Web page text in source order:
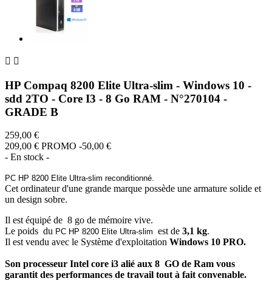
 
HP Compaq 8200 Elite Ultra-slim - Windows 10 -
sdd 2TO - Core I3 - 8 Go RAM - N°270104 -
GRADE B
259,00 €
209,00 € PROMO -50,00 €
- En stock -
PC HP 8200 Elite Ultra-slim reconditionné.
Cet ordinateur d'une grande marque possède une armature solide et
un design sobre.
Il est équipé de 8 go de mémoire vive.
Le poids du PC HP 8200 Elite Ultra-slim est de 3,1 kg.
Il est vendu avec le Système d'exploitation Windows 10 PRO.
Son processeur Intel core i3 alié aux 8 GO de Ram vous
garantit des performances de travail tout à fait convenable.